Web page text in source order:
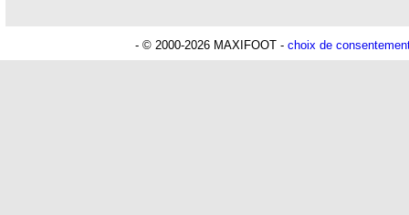
- © 2000-2026 MAXIFOOT - choix de